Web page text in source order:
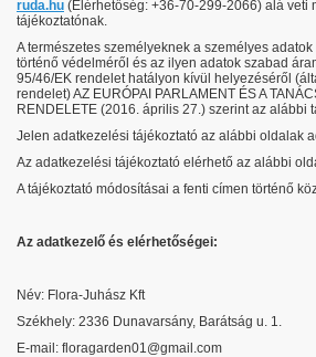
ruda.hu (Elérhetőség: +36-70-299-2066) alá veti
tájékoztatónak.
A természetes személyeknek a személyes
történő védelméről és az ilyen adatok szabad
95/46/EK rendelet hatályon kívül helyezéséről
rendelet) AZ EURÓPAI PARLAMENT ÉS A
RENDELETE (2016. április 27.) szerint az alábbi
Jelen adatkezelési tájékoztató az alábbi oldalak
Az adatkezelési tájékoztató elérhető az alábbi
A tájékoztató módosításai a fenti címen történő
Az adatkezelő és elérhetőségei:
Név: Flora-Juhász Kft
Székhely: 2336 Dunavarsány, Barátság u. 1.
E-mail: floragarden01@gmail.com